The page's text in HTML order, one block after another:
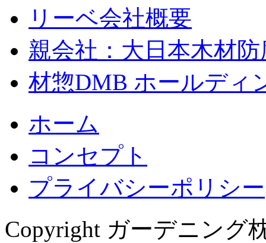
リーベ会社概要
親会社：大日本木材
材惣DMB ホールディ
ホーム
コンセプト
プライバシーポリシー
Copyright ガーデニング